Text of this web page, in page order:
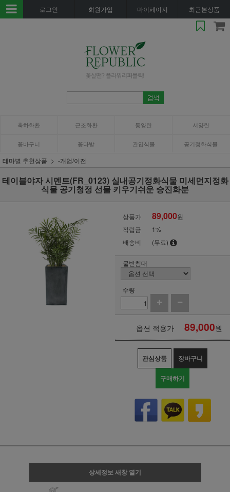
로그인 회원가입 마이페이지 최근본상품
축하화환 근조화환 동양란 서양란
꽃바구니 꽃다발 관엽식물 공기정화식물
테마별 추천상품 -개업/이전
테이블야자 시멘트(FR_0123) 실내공기정화식물 미세먼지정화
식물 공기청정 선물 키우기쉬운 승진화분
상품가 89,000원
적립금
1%
배송비
(무료)
물받침대
수량
옵션 적용가 89,000원
관심상품 장바구니
구매하기
상세정보 새창 열기